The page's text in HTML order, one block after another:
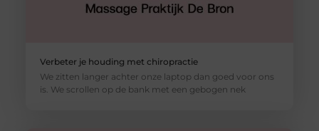
Verbeter je houding met chiropractie
We zitten langer achter onze laptop dan goed voor ons
is. We scrollen op de bank met een gebogen nek